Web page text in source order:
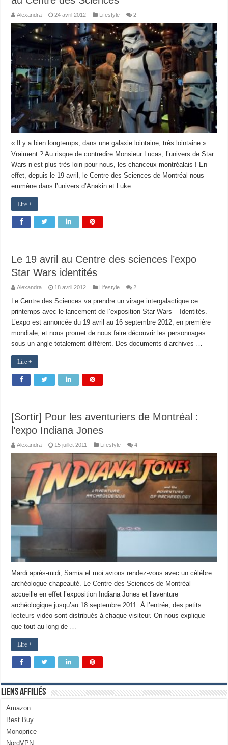
Alexandra 24 avril 2012 Lifestyle 2
« Il y a bien longtemps, dans une galaxie lointaine, très lointaine ».
Vraiment ? Au risque de contredire Monsieur Lucas, l’univers de Star
Wars n’est plus très loin pour nous, les chanceux montréalais ! En
effet, depuis le 19 avril, le Centre des Sciences de Montréal nous
emmène dans l’univers d’Anakin et Luke …
Lire +
Le 19 avril au Centre des sciences l’expo
Star Wars identités
Alexandra 18 avril 2012 Lifestyle 2
Le Centre des Sciences va prendre un virage intergalactique ce
printemps avec le lancement de l’exposition Star Wars – Identités.
L’expo est annoncée du 19 avril au 16 septembre 2012, en première
mondiale, et nous promet de nous faire découvrir les personnages
sous un angle totalement différent. Des documents d’archives …
Lire +
[Sortir] Pour les aventuriers de Montréal :
l’expo Indiana Jones
Alexandra 15 juillet 2011 Lifestyle 4
Mardi après-midi, Samia et moi avions rendez-vous avec un célèbre
archéologue chapeauté. Le Centre des Sciences de Montréal
accueille en effet l’exposition Indiana Jones et l’aventure
archéologique jusqu’au 18 septembre 2011. À l’entrée, des petits
lecteurs vidéo sont distribués à chaque visiteur. On nous explique
que tout au long de …
Lire +
Liens Affiliés
Amazon
Best Buy
Monoprice
NordVPN